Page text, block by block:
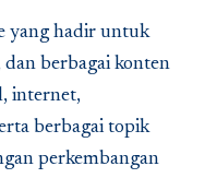
yang hadir untuk
berbagai konten
internet,
berbagai topik
perkembangan